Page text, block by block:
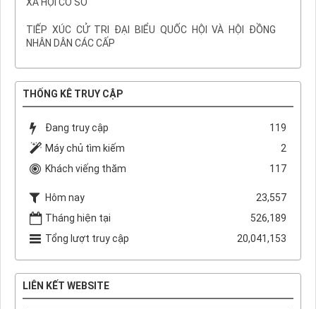
TIẾP XÚC CỬ TRI ĐẠI BIỂU QUỐC HỘI VÀ HỘI ĐỒNG
NHÂN DÂN CÁC CẤP
THỐNG KÊ TRUY CẬP
Đang truy cập
119
Máy chủ tìm kiếm
2
Khách viếng thăm
117
Hôm nay
23,557
Tháng hiện tại
526,189
Tổng lượt truy cập
20,041,153
LIÊN KẾT WEBSITE